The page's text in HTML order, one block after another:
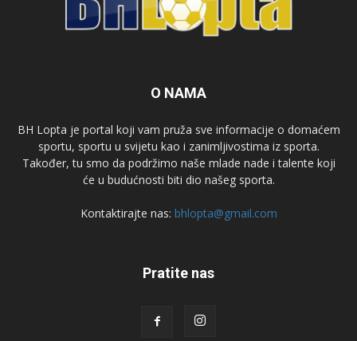
O NAMA
BH Lopta je portal koji vam pruža sve informacije o domaćem
sportu, sportu u svijetu kao i zanimljivostima iz sporta.
Također, tu smo da podržimo naše mlade nade i talente koji
će u budućnosti biti dio našeg sporta.
Kontaktirajte nas: bhlopta@gmail.com
Pratite nas